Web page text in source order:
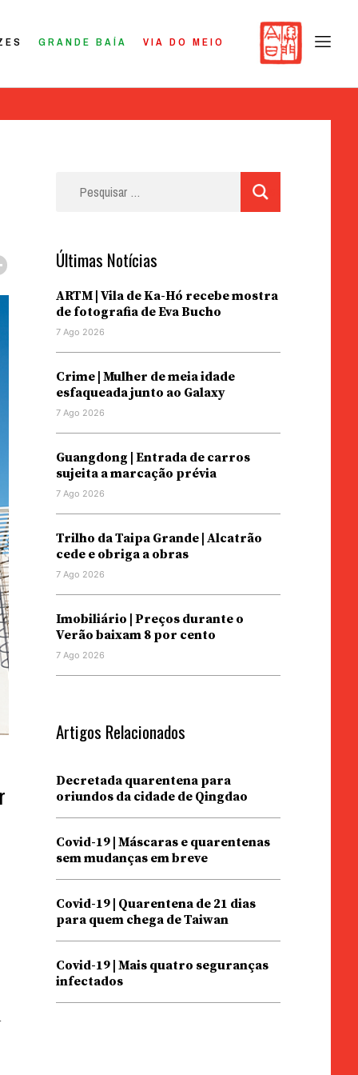
GRANDE BAÍA VIA DO MEIO
Últimas Notícias
ARTM | Vila de Ka-Hó recebe mostra
de fotografia de Eva Bucho
7 Ago 2026
Crime | Mulher de meia idade
esfaqueada junto ao Galaxy
7 Ago 2026
Guangdong | Entrada de carros
sujeita a marcação prévia
7 Ago 2026
Trilho da Taipa Grande | Alcatrão
cede e obriga a obras
7 Ago 2026
Imobiliário | Preços durante o
Verão baixam 8 por cento
7 Ago 2026
Artigos Relacionados
Decretada quarentena para
oriundos da cidade de Qingdao
Covid-19 | Máscaras e quarentenas
sem mudanças em breve
Covid-19 | Quarentena de 21 dias
para quem chega de Taiwan
Covid-19 | Mais quatro seguranças
infectados